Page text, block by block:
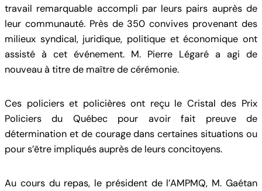
travail remarquable accompli par leurs pairs auprès de
leur communauté. Près de 350 convives provenant des
milieux syndical, juridique, politique et économique ont
assisté à cet événement. M. Pierre Légaré a agi de
nouveau à titre de maître de cérémonie.
Ces policiers et policières ont reçu le Cristal des Prix
Policiers du Québec pour avoir fait preuve de
détermination et de courage dans certaines situations ou
pour s’être impliqués auprès de leurs concitoyens.
Au cours du repas, le président de l’AMPMQ, M. Gaétan